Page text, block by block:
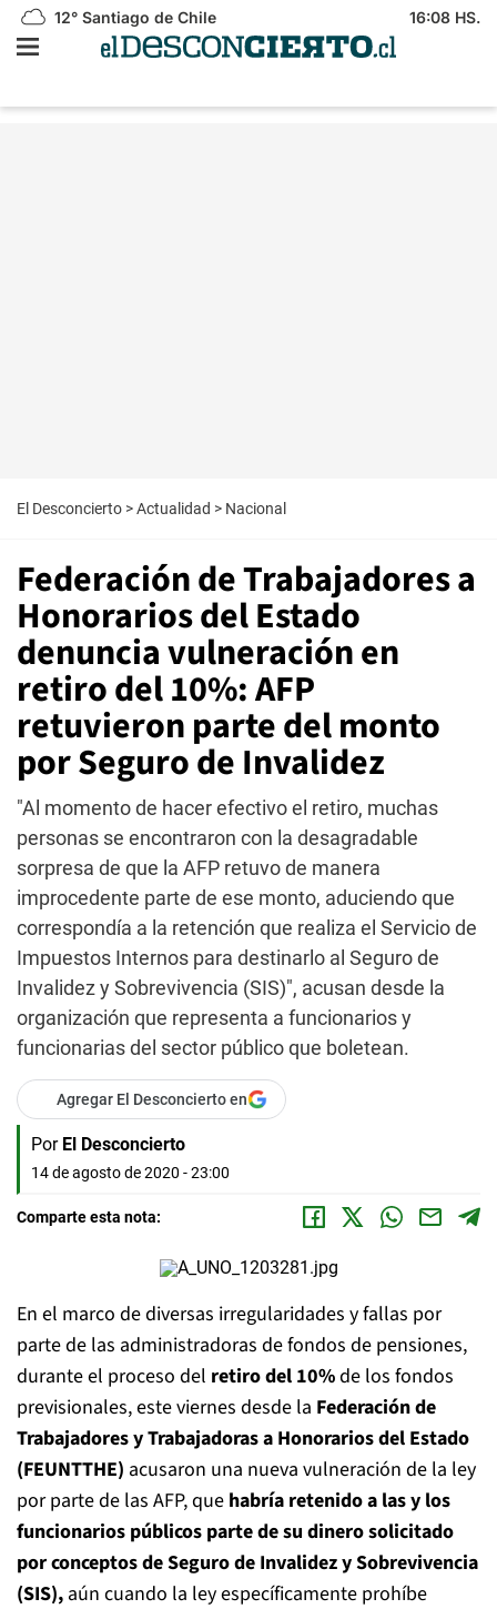
12° Santiago de Chile 16:08 HS.
El Desconcierto >Actualidad > Nacional
Federación de Trabajadores a
Honorarios del Estado
denuncia vulneración en
retiro del 10%: AFP
retuvieron parte del monto
por Seguro de Invalidez
"Al momento de hacer efectivo el retiro, muchas
personas se encontraron con la desagradable
sorpresa de que la AFP retuvo de manera
improcedente parte de ese monto, aduciendo que
correspondía a la retención que realiza el Servicio de
Impuestos Internos para destinarlo al Seguro de
Invalidez y Sobrevivencia (SIS)", acusan desde la
organización que representa a funcionarios y
funcionarias del sector público que boletean.
Agregar El Desconcierto en
Por El Desconcierto
14 de agosto de 2020 - 23:00
Comparte esta nota:
En el marco de diversas irregularidades y fallas por
parte de las administradoras de fondos de pensiones,
durante el proceso del retiro del 10%de los fondos
previsionales, este viernes desde la Federación de
Trabajadores y Trabajadoras a Honorarios del Estado
(FEUNTTHE) acusaron una nueva vulneración de la ley
por parte de las AFP, que habría retenido a las y los
funcionarios públicos parte de su dinero solicitado
por conceptos de Seguro de Invalidez y Sobrevivencia
(SIS), aún cuando la ley específicamente prohíbe